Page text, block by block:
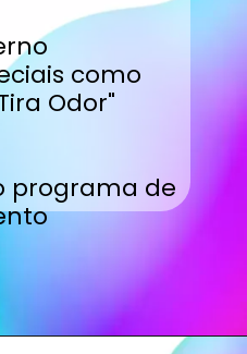
como
Odor"
programa de